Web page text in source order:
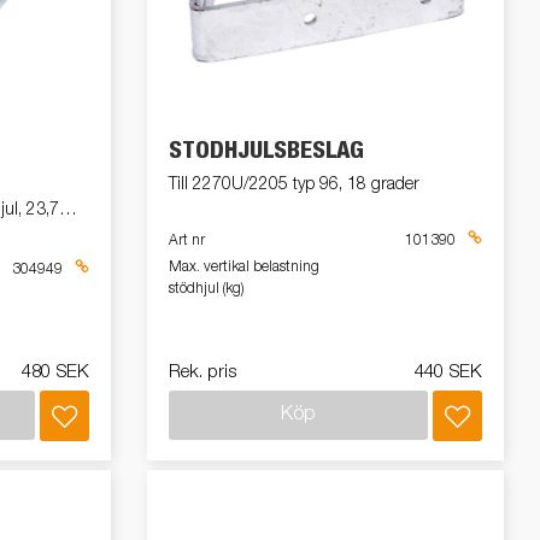
Produktguide Elbil
Reservdelar
23,7
304949
480 SEK
STÖDHJULSBESLAG
Till 2270U/2205 typ 96, 18 grader
Art nr
101390
Max. vertikal belastning
stödhjul (kg)
Rek. pris 440 SEK
Köp